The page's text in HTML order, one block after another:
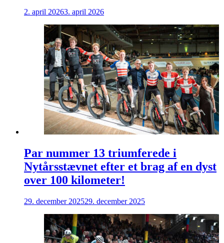
2. april 20263. april 2026
Par nummer 13 triumferede i
Nytårsstævnet efter et brag af en dyst
over 100 kilometer!
29. december 202529. december 2025